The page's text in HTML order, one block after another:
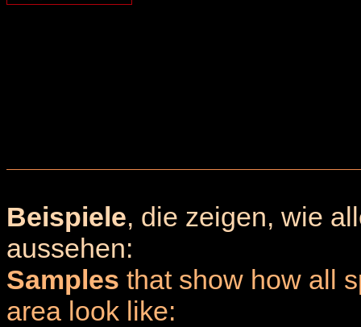
Beispiele, die zeigen, wie
aussehen:
Samples that show how all
area look like: